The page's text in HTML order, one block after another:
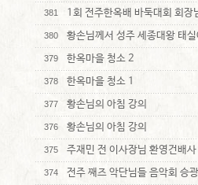
381 1회 전주한옥배 바둑대회 회장
380 황손님께서 성주 세종대왕 태
379 한옥마을 청소 2
378 한옥마을 청소 1
377 황손님의 아침 강의
376 황손님의 아침 강의
375 주재민 전 이사장님 환영건배사
374 전주 째즈 악단님들 음악회 승